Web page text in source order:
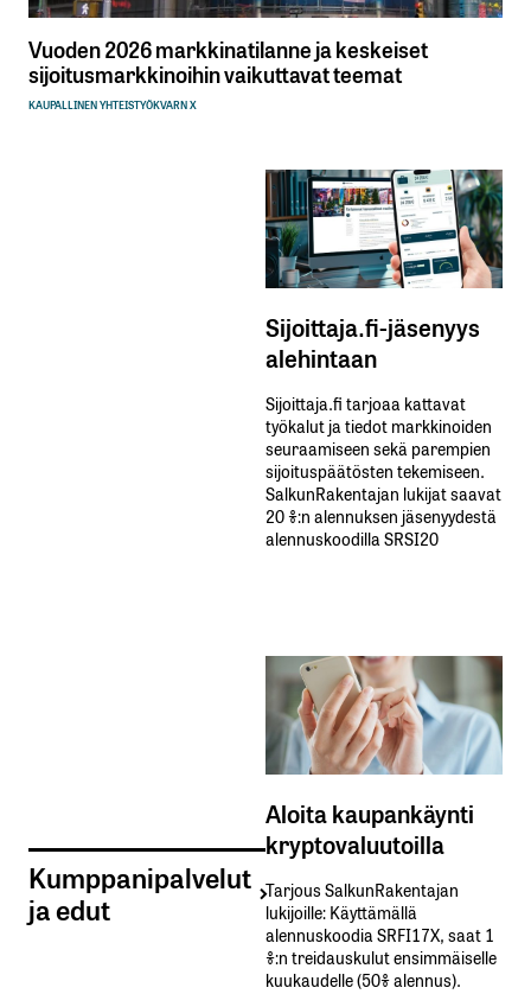
Vuoden 2026 markkinatilanne ja keskeiset
sijoitusmarkkinoihin vaikuttavat teemat
KAUPALLINEN YHTEISTYÖKVARN X
Kumppanipalvelut
ja edut
Sijoittaja.fi-jäsenyys
alehintaan
Sijoittaja.fi tarjoaa kattavat
työkalut ja tiedot markkinoiden
seuraamiseen sekä parempien
sijoituspäätösten tekemiseen.
SalkunRakentajan lukijat saavat
20 %:n alennuksen jäsenyydestä
alennuskoodilla SRSI20
Aloita kaupankäynti
kryptovaluutoilla
Tarjous SalkunRakentajan
lukijoille: Käyttämällä​ ​
alennuskoodia​ ​SRFI17X,​ ​saat​ ​1
%:n treidauskulut​ ​ensimmäiselle​ ​
kuukaudelle​ ​(50%​ ​alennus).